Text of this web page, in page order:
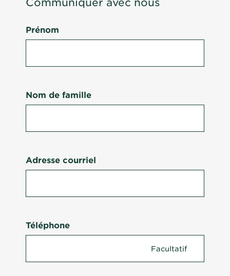
Communiquer avec nous
Prénom
Nom de famille
Adresse courriel
Téléphone